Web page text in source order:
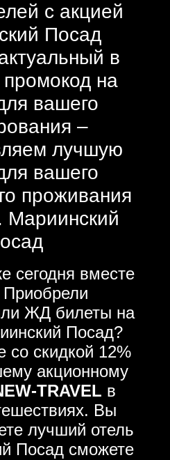
с акцией
Посад
в
промокод на
вашего
–
лучшую
вашего
проживания
Мариинский
сегодня вместе
ЖД билеты на
Посад?
со скидкой 12%
акционному
TRAVEL в
Вы
лучший отель
Посад сможете